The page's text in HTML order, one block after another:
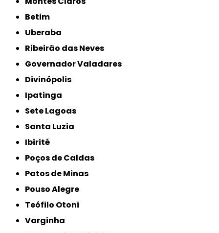
Betim
Uberaba
Ribeirão das Neves
Governador Valadares
Divinópolis
Ipatinga
Sete Lagoas
Santa Luzia
Ibirité
Poços de Caldas
Patos de Minas
Pouso Alegre
Teófilo Otoni
Varginha